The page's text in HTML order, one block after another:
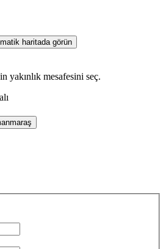
haritada görün
yakınlık mesafesini seç.